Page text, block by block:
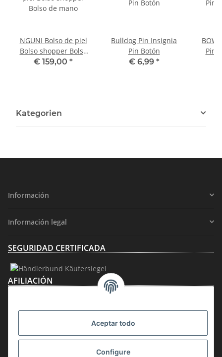
Aceptar todo
Configure
NGUNI Bolso de piel
Bolso shopper Bolso
de mano
€ 159,00 *
Bulldog Pin Insignia
Pin Botón
€ 6,99 *
Pin
Kategorien
Información
Información legal
SEGURIDAD CERTIFICADA
AFILIACIÓN